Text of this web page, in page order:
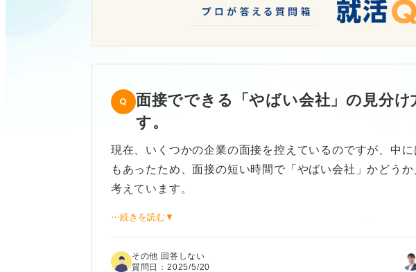
面接でできる「やばい会社」の見分
す。
現在、いくつかの企業の面接を控えているのですが、中
もあったため、面接の短い時間で「やばい会社」かどう
考えています。
いうものや、おすすめの逆質問例についてもぜひ教えて
⋯続きを読む▼
その他 回答しない
質問日：2025/5/20